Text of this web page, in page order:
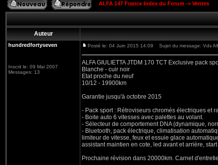
ALFA 147 France Index du Forum -> Ventes
Auteur
hundredfortyseven
Inscrit le: 09 Mai 2007
Messages: 13
Posté le: 04 Juin 2015 14:09 Sujet du message: Vds
ALFA GIULIETTA JTDM 170 TCT Exclusive pack
Blanche - cuir noir
Etat proche du neuf
10/12 - 19900km
Garantie jusqu'à octobre 2015
- Pack sport : Rétroviseurs chromés électriques et
- Boite auto 6 vitesses avec palettes au volant.
- Sélecteur de comportement DNA (dynamique,
- Bluetooth, pack électrique, climatisation
limiteur de vitesse, feux et essuie glace
assistant maintien en cote, led avant et arrière,
Prochaine révision dans 20000km. Carnet